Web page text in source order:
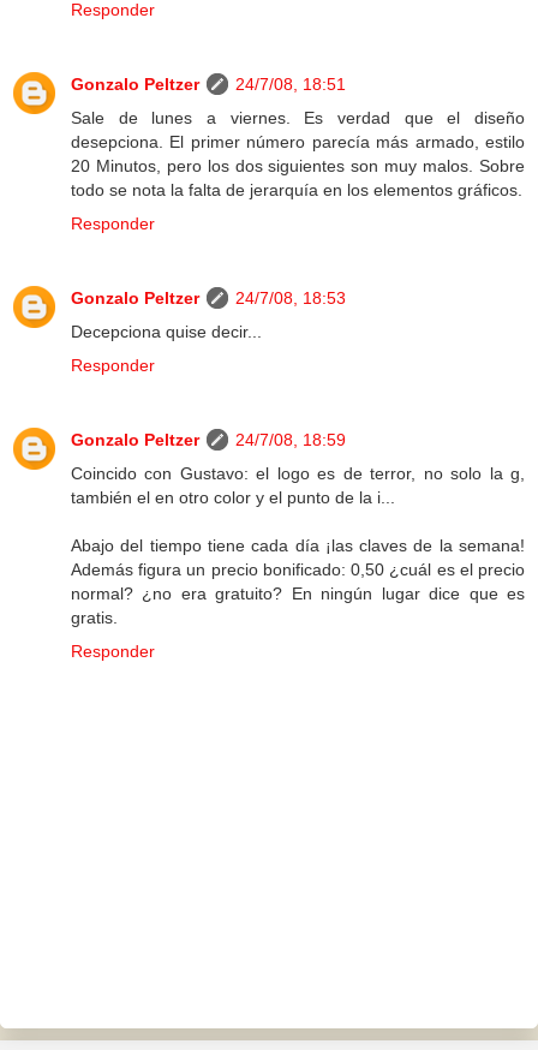
Responder
Gonzalo Peltzer
24/7/08, 18:51
Sale de lunes a viernes. Es verdad que el diseño
desepciona. El primer número parecía más armado, estilo
20 Minutos, pero los dos siguientes son muy malos. Sobre
todo se nota la falta de jerarquía en los elementos gráficos.
Responder
Gonzalo Peltzer
24/7/08, 18:53
Decepciona quise decir...
Responder
Gonzalo Peltzer
24/7/08, 18:59
Coincido con Gustavo: el logo es de terror, no solo la g,
también el en otro color y el punto de la i...
Abajo del tiempo tiene cada día ¡las claves de la semana!
Además figura un precio bonificado: 0,50 ¿cuál es el precio
normal? ¿no era gratuito? En ningún lugar dice que es
gratis.
Responder